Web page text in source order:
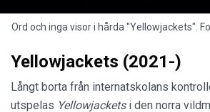
Ord och inga visor i hårda "Yellowjackets".
Yellowjackets (2021-)
Långt borta från internatskolans
utspelas Yellowjackets i den norra